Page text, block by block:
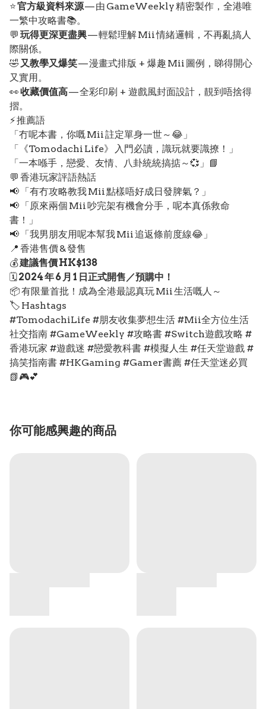
⭐官方級資料來源— 由 GameWeekly 精密製作，全港唯
一繁中攻略書📚。
💬 玩得更深更盡興— 輕鬆理解 Mii 情緒邏輯，不再亂搞人
際關係。
🤣 又教學又爆笑— 漫畫式排版 + 爆趣 Mii 圖例，睇得開心
又實用。
👀收藏價值高— 全彩印刷 + 遊戲風封面設計，靚到唔捨得
摺。
⚡ 推薦語
「冇呢本書，你嘅 Mii 註定單身一世～😂」
「《Tomodachi Life》 入門必讀，識玩就要識撩！」
「一本喺手，戀愛、友情、八卦統統搞掂～💞」📘
💬 香港玩家評語熱話
📢 「有冇攻略教我 Mii 點樣唔好成日發脾氣？」
📢 「原來兩個 Mii 吵完架有機會分手，呢本真係救命
書！」
📢 「我男朋友用呢本幫我 Mii 追返條前度線😂」
📍 香港售價 & 發售
💰建議售價 HK$138
🗓️2024 年 6 月 1 日正式開售／預購中！
📦 有限量首批！成為全港最認真玩 Mii 生活嘅人～
🏷️ Hashtags
#TomodachiLife #朋友收集夢想生活 #Mii全方位生活
社交指南 #GameWeekly #攻略書 #Switch遊戲攻略 #
香港玩家 #遊戲迷 #戀愛教科書 #模擬人生 #任天堂遊戲 #
搞笑指南書 #HKGaming #Gamer書薦 #任天堂迷必買
📗🎮💕
你可能感興趣的商品